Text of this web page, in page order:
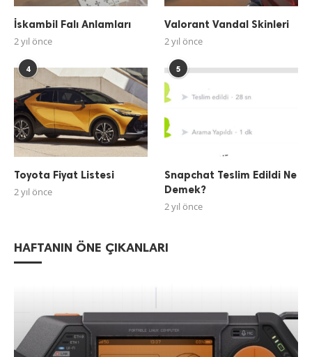
İskambil Falı Anlamları
2 yıl önce
Valorant Vandal Skinleri
2 yıl önce
4
Toyota Fiyat Listesi
2 yıl önce
5
Snapchat Teslim Edildi Ne
Demek?
2 yıl önce
HAFTANIN ÖNE ÇIKANLARI